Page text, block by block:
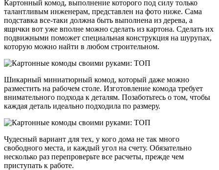
Картонный комод, выполнение которого под силу только
талантливым инженерам, представлен на фото ниже. Сама
подставка все-таки должна быть выполнена из дерева, а
ящички вот уже вполне можно сделать из картона. Сделать их
подвижными поможет специальная конструкция на шурупах,
которую можно найти в любом строительном.
Шикарный миниатюрный комод, который даже можно
разместить на рабочем столе. Изготовление комода требует
внимательного подхода к деталям. Позаботьтесь о том, чтобы
каждая деталь идеально подходила по размеру.
Чудесный вариант для тех, у кого дома не так много
свободного места, и каждый угол на счету. Обязательно
несколько раз перепроверьте все расчеты, прежде чем
приступать к работе.